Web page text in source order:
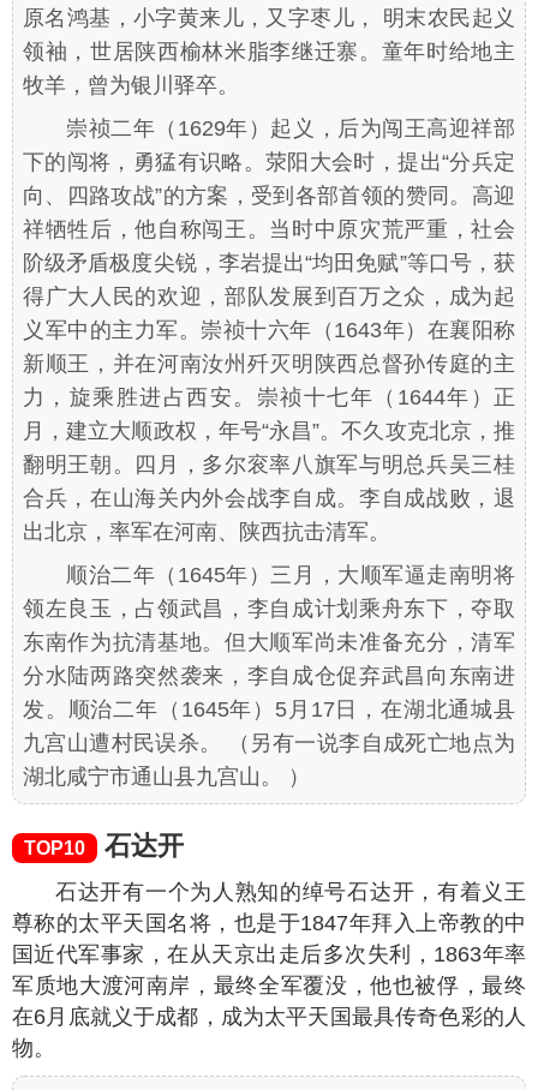
原名鸿基，小字黄来儿，又字枣儿， 明末农民起义
领袖，世居陕西榆林米脂李继迁寨。童年时给地主
牧羊，曾为银川驿卒。
崇祯二年（1629年）起义，后为闯王高迎祥部
下的闯将，勇猛有识略。荥阳大会时，提出“分兵定
向、四路攻战”的方案，受到各部首领的赞同。高迎
祥牺牲后，他自称闯王。当时中原灾荒严重，社会
阶级矛盾极度尖锐，李岩提出“均田免赋”等口号，获
得广大人民的欢迎，部队发展到百万之众，成为起
义军中的主力军。崇祯十六年（1643年）在襄阳称
新顺王，并在河南汝州歼灭明陕西总督孙传庭的主
力，旋乘胜进占西安。崇祯十七年（1644年）正
月，建立大顺政权，年号“永昌”。不久攻克北京，推
翻明王朝。四月，多尔衮率八旗军与明总兵吴三桂
合兵，在山海关内外会战李自成。李自成战败，退
出北京，率军在河南、陕西抗击清军。
顺治二年（1645年）三月，大顺军逼走南明将
领左良玉，占领武昌，李自成计划乘舟东下，夺取
东南作为抗清基地。但大顺军尚未准备充分，清军
分水陆两路突然袭来，李自成仓促弃武昌向东南进
发。顺治二年（1645年）5月17日，在湖北通城县
九宫山遭村民误杀。 （另有一说李自成死亡地点为
湖北咸宁市通山县九宫山。 ）
TOP10 石达开
石达开有一个为人熟知的绰号石达开，有着义王
尊称的太平天国名将，也是于1847年拜入上帝教的中
国近代军事家，在从天京出走后多次失利，1863年率
军质地大渡河南岸，最终全军覆没，他也被俘，最终
在6月底就义于成都，成为太平天国最具传奇色彩的人
物。